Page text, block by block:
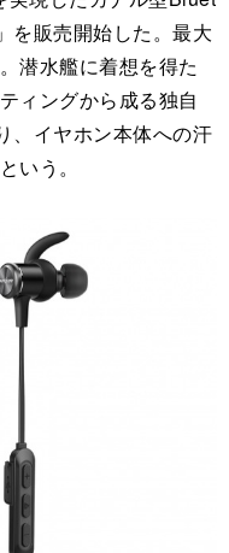
を販売開始した。最大
潜水艦に着想を得た
ィングから成る独自
、イヤホン本体への汗
いう。